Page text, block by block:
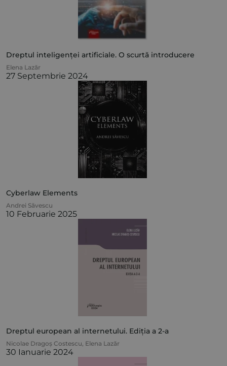
Dreptul inteligenței artificiale. O scurtă introducere
Elena Lazăr
27 Septembrie 2024
Cyberlaw Elements
Andrei Săvescu
10 Februarie 2025
Dreptul european al internetului. Ediția a 2-a
Nicolae Dragoș Costescu, Elena Lazăr
30 Ianuarie 2024